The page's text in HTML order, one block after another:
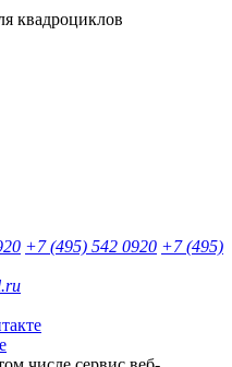
квадроциклов
+7 (495) 542 0920 +7 (495)